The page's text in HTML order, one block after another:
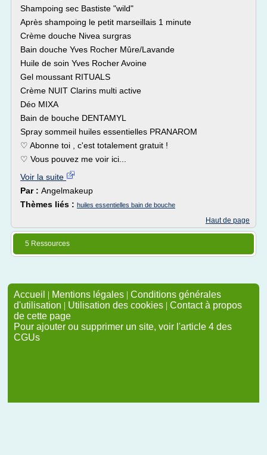
Shampoing sec Bastiste "wild"
Après shampoing le petit marseillais 1 minute
Crème douche Nivea surgras
Bain douche Yves Rocher Mûre/Lavande
Huile de soin Yves Rocher Avoine
Gel moussant RITUALS
Crème NUIT Clarins multi active
Déo MIXA
Bain de bouche DENTAMYL
Spray sommeil huiles essentielles PRANAROM
♡ Abonne toi , c'est totalement gratuit !
♡ Vous pouvez me voir ici...
Voir la suite
Par : Angelmakeup
Thèmes liés : huiles essentielles bain de bouche
Haut de page
5 Ressources
Accueil | Mentions légales | Conditions générales
d'utilisation | Utilisation des cookies | Contact à propos
de cette page
Pour ajouter ou supprimer un site, voir l'article 4 des
CGUs